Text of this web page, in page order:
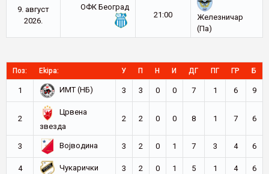
9. август
2026.
ОФК Београд
21:00
Железничар
(Па)
Поз: Ekipa: У П Н И ДГ ПГ ГР Б
1 ИМТ (НБ) 3 3 0 0 7 1 6 9
2
Црвена
звезда
2 2 0 0 8 1 7 6
3 Војводина 3 2 0 1 7 3 4 6
4 Чукарички 3 2 0 1 5 1 4 6